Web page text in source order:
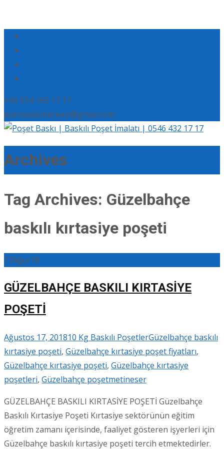
+90 554 165 17 17
eserbaskimerkezi@gmail.com
Archives
Tag Archives: Güzelbahçe
baskılı kırtasiye poşeti
17Ağu/18
GÜZELBAHÇE BASKILI KIRTASİYE
POŞETİ
Ağustos 17, 201810 Kg Baskılı PoşetlerGüzelbahçe baskılı
kırtasiye poşeti, Güzelbahçe kırtasiye poşet fiyatları,
Güzelbahçe kırtasiye poşeti, Güzelbahçe kırtasiye
poşetleri, Güzelbahçe poşetmetineser
GÜZELBAHÇE BASKILI KIRTASİYE POŞETİ Güzelbahçe
Baskılı Kırtasiye Poşeti Kırtasiye sektörünün eğitim
öğretim zamanı içerisinde, faaliyet gösteren işyerleri için
Güzelbahçe baskılı kırtasiye poşeti tercih etmektedirler.